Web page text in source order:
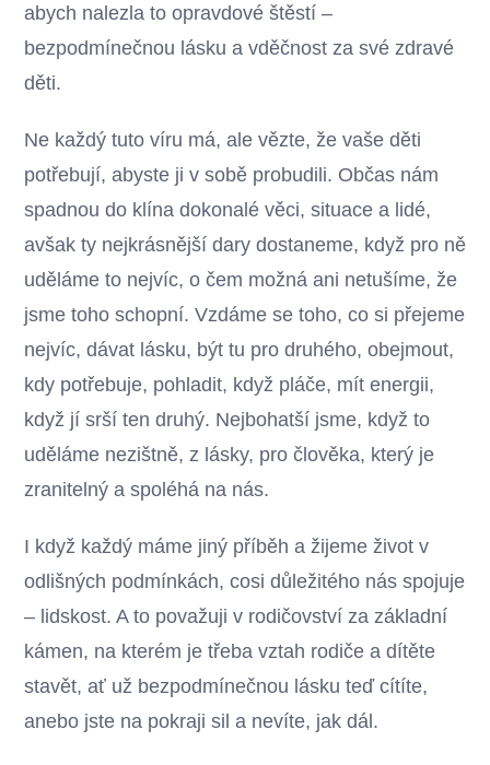
abych nalezla to opravdové štěstí –
bezpodmínečnou lásku a vděčnost za své zdravé
děti.
Ne každý tuto víru má, ale vězte, že vaše děti
potřebují, abyste ji v sobě probudili. Občas nám
spadnou do klína dokonalé věci, situace a lidé,
avšak ty nejkrásnější dary dostaneme, když pro ně
uděláme to nejvíc, o čem možná ani netušíme, že
jsme toho schopní. Vzdáme se toho, co si přejeme
nejvíc, dávat lásku, být tu pro druhého, obejmout,
kdy potřebuje, pohladit, když pláče, mít energii,
když jí srší ten druhý. Nejbohatší jsme, když to
uděláme nezištně, z lásky, pro člověka, který je
zranitelný a spoléhá na nás.
I když každý máme jiný příběh a žijeme život v
odlišných podmínkách, cosi důležitého nás spojuje
– lidskost. A to považuji v rodičovství za základní
kámen, na kterém je třeba vztah rodiče a dítěte
stavět, ať už bezpodmínečnou lásku teď cítíte,
anebo jste na pokraji sil a nevíte, jak dál.